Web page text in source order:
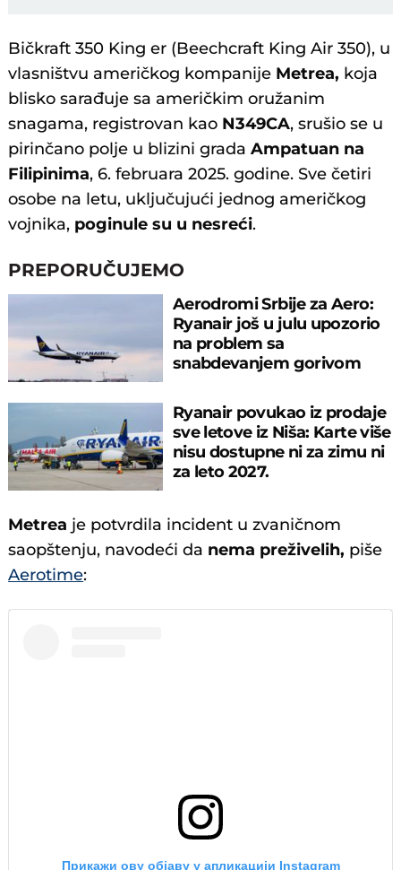
Bičkraft 350 King er (Beechcraft King Air 350), u
vlasništvu američkog kompanije Metrea, koja
blisko sarađuje sa američkim oružanim
snagama, registrovan kao N349CA, srušio se u
pirinčano polje u blizini gradaAmpatuan na
Filipinima, 6. februara 2025. godine. Sve četiri
osobe na letu, uključujući jednog američkog
vojnika, poginule su u nesreći.
PREPORUČUJEMO
Aerodromi Srbije za Aero:
Ryanair još u julu upozorio
na problem sa
snabdevanjem gorivom
Ryanair povukao iz prodaje
sve letove iz Niša: Karte više
nisu dostupne ni za zimu ni
za leto 2027.
Metrea je potvrdila incident u zvaničnom
saopštenju, navodeći da nema preživelih, piše
Aerotime:
Прикажи ову објаву у апликацији Instagram